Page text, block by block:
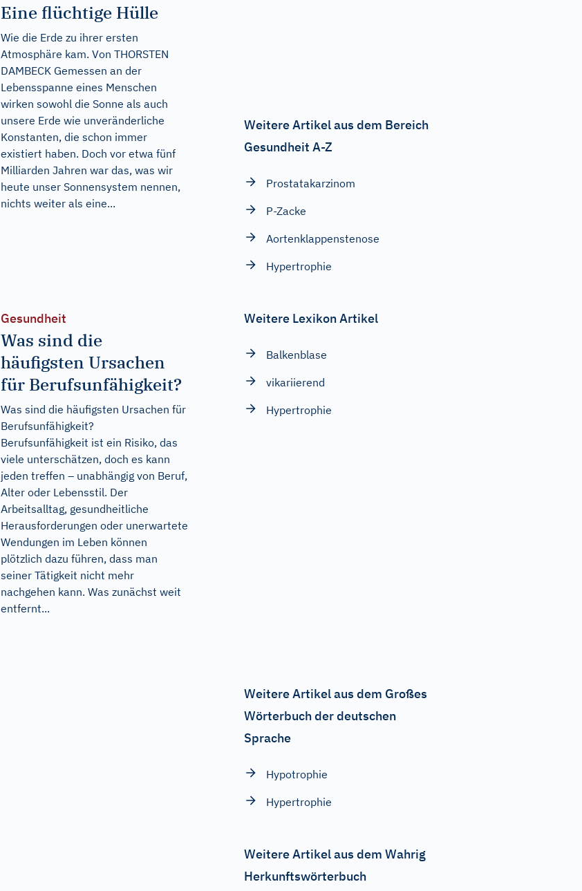
Eine flüchtige Hülle
Wie die Erde zu ihrer ersten
Atmosphäre kam. Von THORSTEN
DAMBECK Gemessen an der
Lebensspanne eines Menschen
wirken sowohl die Sonne als auch
unsere Erde wie unveränderliche
Konstanten, die schon immer
existiert haben. Doch vor etwa fünf
Milliarden Jahren war das, was wir
heute unser Sonnensystem nennen,
nichts weiter als eine...
Gesundheit
Was sind die
häufigsten Ursachen
für Berufsunfähigkeit?
Was sind die häufigsten Ursachen für
Berufsunfähigkeit?
Berufsunfähigkeit ist ein Risiko, das
viele unterschätzen, doch es kann
jeden treffen – unabhängig von Beruf,
Alter oder Lebensstil. Der
Arbeitsalltag, gesundheitliche
Herausforderungen oder unerwartete
Wendungen im Leben können
plötzlich dazu führen, dass man
seiner Tätigkeit nicht mehr
nachgehen kann. Was zunächst weit
entfernt...
Weitere Artikel aus dem Bereich
Gesundheit A-Z
Prostatakarzinom
P-Zacke
Aortenklappenstenose
Hypertrophie
Weitere Lexikon Artikel
Balkenblase
vikariierend
Hypertrophie
Weitere Artikel aus dem Großes
Wörterbuch der deutschen
Sprache
Hypotrophie
Hypertrophie
Weitere Artikel aus dem Wahrig
Herkunftswörterbuch